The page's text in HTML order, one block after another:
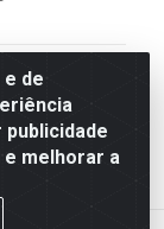
de
melhorar a
e
41 - Setor
100 -